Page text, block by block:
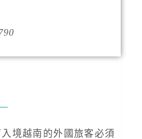
境越南的外國旅客必須